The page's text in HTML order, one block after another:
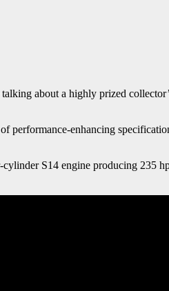
about a highly prized
performance-enhancing
S14 engine producing 235